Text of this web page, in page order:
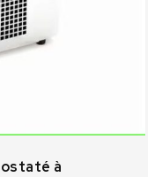
à